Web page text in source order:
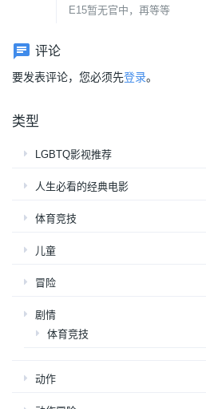
E15暂无官中，再等等
评论
要发表评论，您必须先登录。
类型
LGBTQ影视推荐
人生必看的经典电影
体育竞技
儿童
冒险
剧情
体育竞技
动作